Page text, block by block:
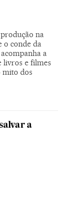
na
o conde da
a
livros e filmes
dos
a